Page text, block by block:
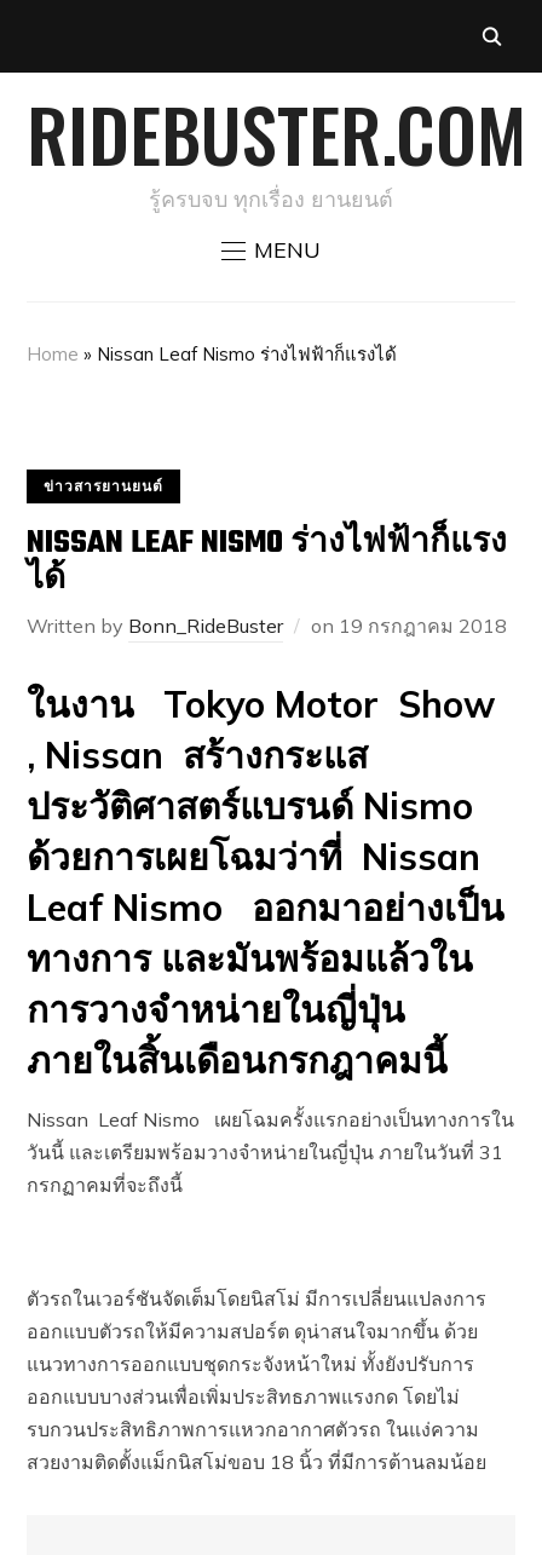
RIDEBUSTER.COM
รู้ครบจบ ทุกเรื่อง ยานยนต์
MENU
Home » Nissan Leaf Nismo ร่างไฟฟ้าก็แรงได้
ข่าวสารยานยนต์
NISSAN LEAF NISMO ร่างไฟฟ้าก็แรง
ได้
Written by Bonn_RideBuster on 19 กรกฎาคม 2018
ในงาน Tokyo Motor Show
, Nissan สร้างกระแส
ประวัติศาสตร์แบรนด์ Nismo
ด้วยการเผยโฉมว่าที่ Nissan
Leaf Nismo ออกมาอย่างเป็น
ทางการ และมันพร้อมแล้วใน
การวางจำหน่ายในญี่ปุ่น
ภายในสิ้นเดือนกรกฎาคมนี้
Nissan Leaf Nismo เผยโฉมครั้งแรกอย่างเป็นทางการใน
วันนี้ และเตรียมพร้อมวางจำหน่ายในญี่ปุ่น ภายในวันที่ 31
กรกฏาคมที่จะถึงนี้
ตัวรถในเวอร์ชันจัดเต็มโดยนิสโม่ มีการเปลี่ยนแปลงการ
ออกแบบตัวรถให้มีความสปอร์ต ดุน่าสนใจมากขึ้น ด้วย
แนวทางการออกแบบชุดกระจังหน้าใหม่ ทั้งยังปรับการ
ออกแบบบางส่วนเพื่อเพิ่มประสิทธภาพแรงกด โดยไม่
รบกวนประสิทธิภาพการแหวกอากาศตัวรถ ในแง่ความ
สวยงามติดตั้งแม็กนิสโม่ขอบ 18 นิ้ว ที่มีการต้านลมน้อย